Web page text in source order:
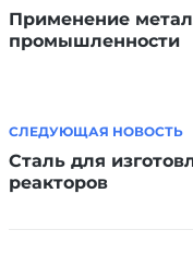
Применение
промышленности
СЛЕДУЮЩАЯ НОВОСТЬ
Сталь для
реакторов